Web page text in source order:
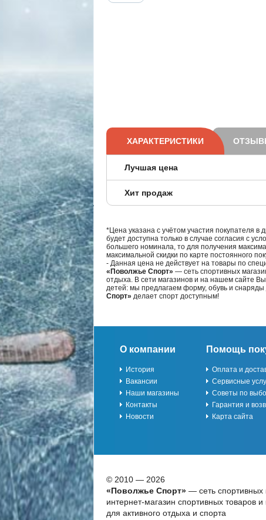
ХАРАКТЕРИСТИКИ
Лучшая цена
Хит продаж
*Цена указана с учётом участия покупателя
будет доступна только в случае согласия с
большего номинала, то для получения
максимальной скидки по карте постоянного
- Данная цена не действует на товары по
«Поволжье Спорт» — сеть спортивных
отдыха. В сети магазинов и на нашем сайте
детей: мы предлагаем форму, обувь и снаряды
Спорт» делает спорт доступным!
О компании
История
Вакансии
Наши магазины
Контакты
Новости
Помощь
Оплата и
Сервисные
Советы по
Гарантия и
Карта сайта
© 2010 — 2026
«Поволжье Спорт»— сеть спортивных
интернет-магазин спортивных товаров и
для активного отдыха и спорта